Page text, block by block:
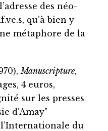
des néo-
qu’à bien y
métaphore de la
Manuscripture,
4 euros,
sur les presses
d’Amay"
du